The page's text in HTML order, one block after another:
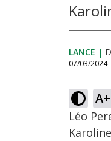
LANCE |
07/03/2024
A+
Léo